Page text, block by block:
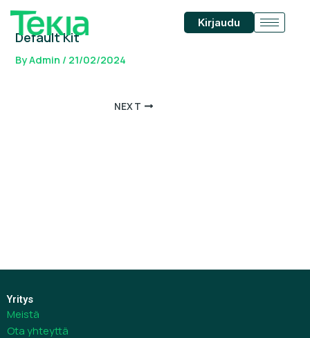
Skip
content
Kirjaudu
Default Kit
ByAdmin / 21/02/2024
Post
navigation
NEXT
Yritys
Meistä
Ota yhteyttä